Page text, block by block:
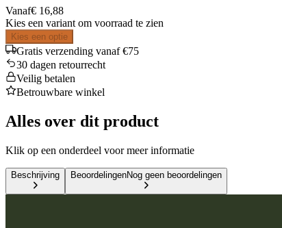
Vanaf€ 16,88
Kies een variant om voorraad te zien
Kies een optie
Gratis verzending vanaf €75
30 dagen retourrecht
Veilig betalen
Betrouwbare winkel
Alles over dit product
Klik op een onderdeel voor meer informatie
Beschrijving BeoordelingenNog geen beoordelingen